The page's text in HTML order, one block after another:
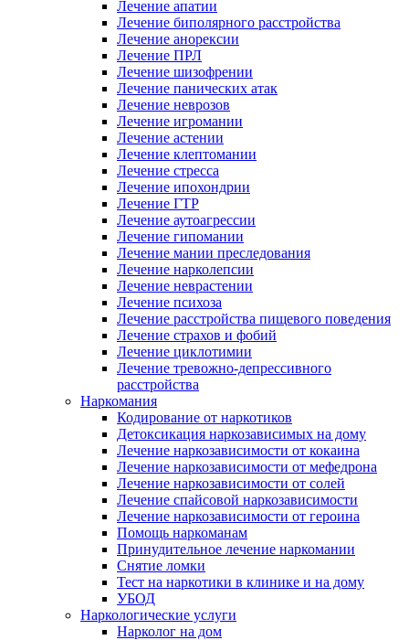
Лечение апатии
Лечение биполярного расстройства
Лечение анорексии
Лечение ПРЛ
Лечение шизофрении
Лечение панических атак
Лечение неврозов
Лечение игромании
Лечение астении
Лечение клептомании
Лечение стресса
Лечение ипохондрии
Лечение ГТР
Лечение аутоагрессии
Лечение гипомании
Лечение мании преследования
Лечение нарколепсии
Лечение неврастении
Лечение психоза
Лечение расстройства пищевого поведения
Лечение страхов и фобий
Лечение циклотимии
Лечение тревожно-депрессивного
расстройства
Наркомания
Кодирование от наркотиков
Детоксикация наркозависимых на дому
Лечение наркозависимости от кокаина
Лечение наркозависимости от мефедрона
Лечение наркозависимости от солей
Лечение спайсовой наркозависимости
Лечение наркозависимости от героина
Помощь наркоманам
Принудительное лечение наркомании
Снятие ломки
Тест на наркотики в клинике и на дому
УБОД
Наркологические услуги
Нарколог на дом